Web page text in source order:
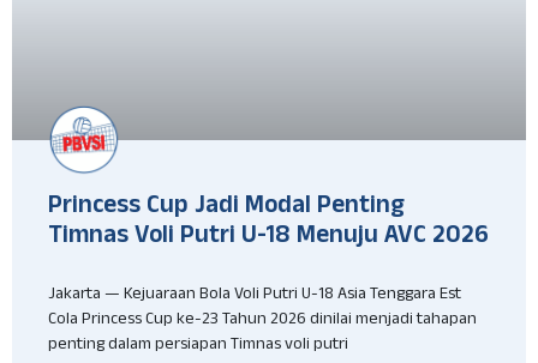
Princess Cup Jadi Modal Penting
Timnas Voli Putri U-18 Menuju AVC 2026
Jakarta — Kejuaraan Bola Voli Putri U-18 Asia Tenggara Est
Cola Princess Cup ke-23 Tahun 2026 dinilai menjadi tahapan
penting dalam persiapan Timnas voli putri